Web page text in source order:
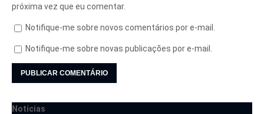
próxima vez que eu comentar.
Notifique-me sobre novos comentários por e-mail.
Notifique-me sobre novas publicações por e-mail.
Notícias